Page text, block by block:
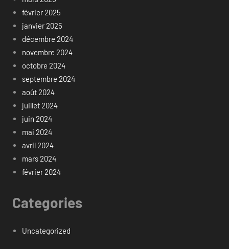
février 2025
janvier 2025
décembre 2024
novembre 2024
octobre 2024
septembre 2024
août 2024
juillet 2024
juin 2024
mai 2024
avril 2024
mars 2024
février 2024
Categories
Uncategorized